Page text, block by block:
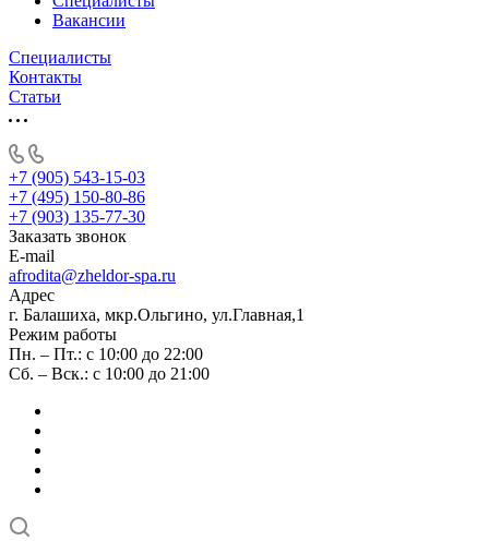
Вакансии
Специалисты
Контакты
Статьи
+7 (905) 543-15-03
+7 (495) 150-80-86
+7 (903) 135-77-30
Заказать звонок
E-mail
afrodita@zheldor-spa.ru
Адрес
г. Балашиха, мкр.Ольгино, ул.Главная,1
Режим работы
Пн. – Пт.: с 10:00 до 22:00
Сб. – Вск.: с 10:00 до 21:00